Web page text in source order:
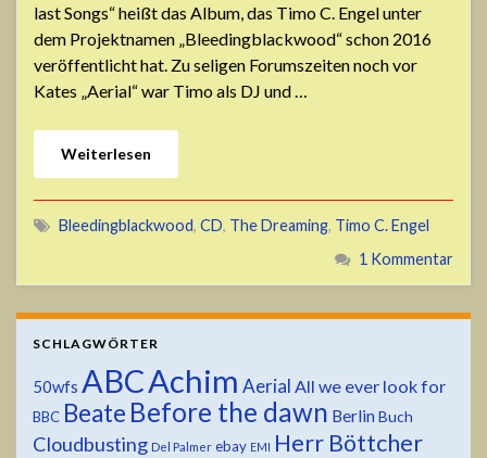
last Songs“ heißt das Album, das Timo C. Engel unter
dem Projektnamen „Bleedingblackwood“ schon 2016
veröffentlicht hat. Zu seligen Forumszeiten noch vor
Kates „Aerial“ war Timo als DJ und …
Weiterlesen
Bleedingblackwood, CD, The Dreaming, Timo C. Engel
1 Kommentar
SCHLAGWÖRTER
50wfs ABCAchim Aerial All we ever look for
BBC Beate Before the dawn Berlin Buch
Cloudbusting Del Palmer ebay EMI Herr Böttcher